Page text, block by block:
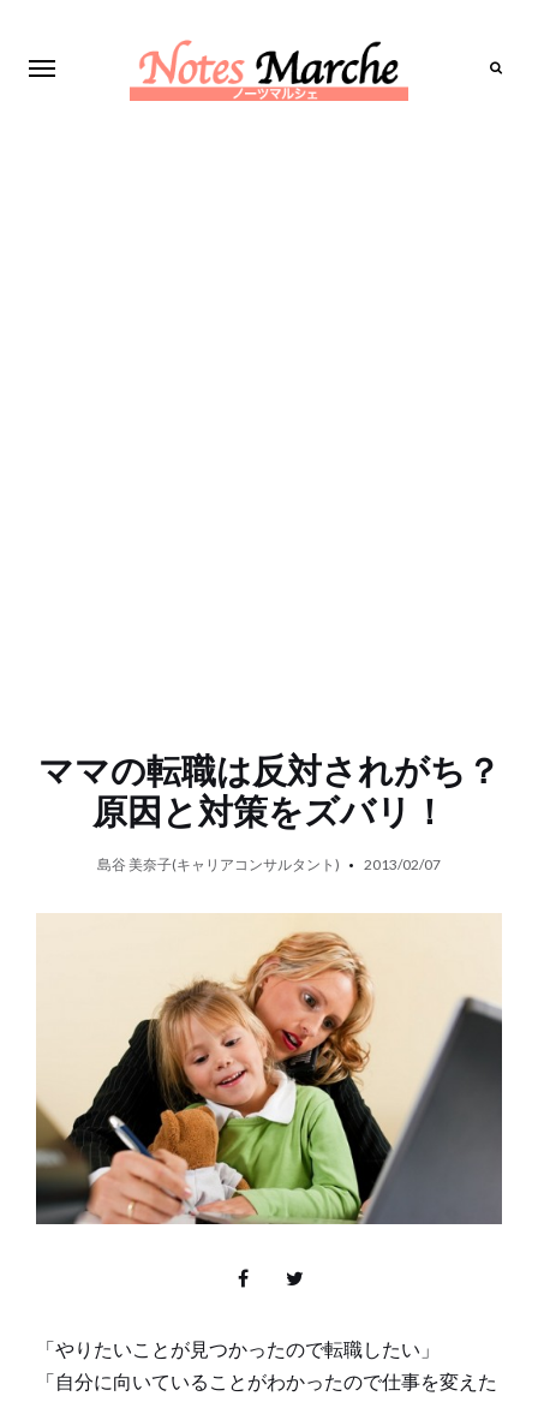
ママの転職は反対されがち？
原因と対策をズバリ！
島谷 美奈子(キャリアコンサルタント) 2013/02/07
「やりたいことが見つかったので転職したい」
「自分に向いていることがわかったので仕事を変えた